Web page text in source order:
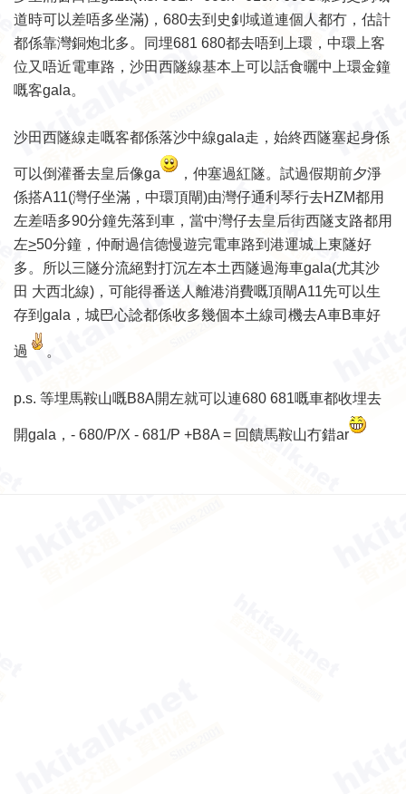
道時可以差唔多坐滿)，680去到史釗域道連個人都冇，估計
都係靠灣銅炮北多。同埋681 680都去唔到上環，中環上客
位又唔近電車路，沙田西隧線基本上可以話食曬中上環金鐘
嘅客gala。
沙田西隧線走嘅客都係落沙中線gala走，始終西隧塞起身係
可以倒灌番去皇后像ga
，仲塞過紅隧。試過假期前夕淨
係搭A11(灣仔坐滿，中環頂閘)由灣仔通利琴行去HZM都用
左差唔多90分鐘先落到車，當中灣仔去皇后街西隧支路都用
左>50分鐘，仲耐過信德慢遊完電車路到港運城上東隧好
多。所以三隧分流絕對打沉左本土西隧過海車gala(尤其沙
田 大西北線)，可能得番送人離港消費嘅頂閘A11先可以生
存到gala，城巴心諗都係收多幾個本土線司機去A車B車好
過 。
p.s. 等埋馬鞍山嘅B8A開左就可以連680 681嘅車都收埋去
開gala，- 680/P/X - 681/P +B8A = 回饋馬鞍山冇錯ar